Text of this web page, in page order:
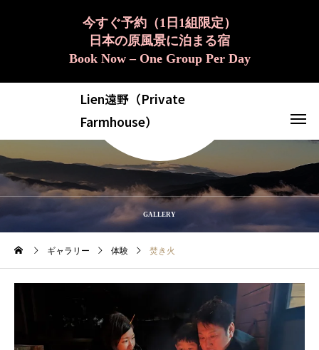
今すぐ予約（1日1組限定）
日本の原風景に泊まる宿
Book Now – One Group Per Day
Lien遠野（Private
Farmhouse）
GALLERY
ギャラリー 体験 焚き火